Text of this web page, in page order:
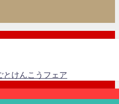
けんこうフェア